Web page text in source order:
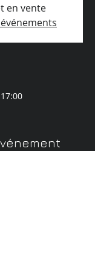
en vente